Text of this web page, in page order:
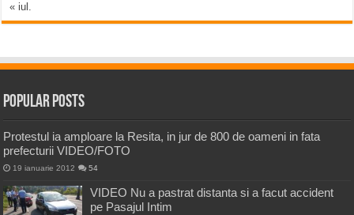
« iul.
Popular Posts
Protestul ia amploare la Resita, in jur de 800 de oameni in fata
prefecturii VIDEO/FOTO
19 ianuarie 2012 54
VIDEO Nu a pastrat distanta si a facut accident
pe Pasajul Intim